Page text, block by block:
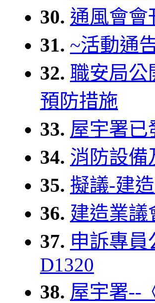
30. 通風會會
31. ~活動通
32. 職安局公
預防措施
33. 屋宇署已
34. 消防設備
35. 擬議-建
36. 建造業議
37. 申訴專
D1320
38. 屋宇署--